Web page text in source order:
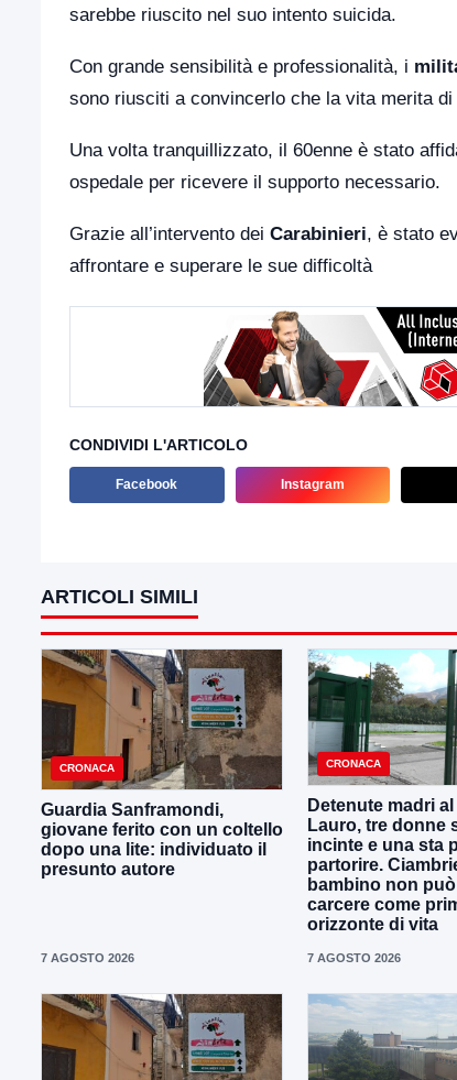
sarebbe riuscito nel suo intento suicida.
Con grande sensibilità e professionalità, i
sono riusciti a convincerlo che la vita merita
Una volta tranquillizzato, il 60enne è stato
ospedale per ricevere il supporto necessario.
Grazie all’intervento dei Carabinieri, è stato
affrontare e superare le sue difficoltà
CONDIVIDI L'ARTICOLO
Facebook Instagram
ARTICOLI SIMILI
CRONACA
Guardia Sanframondi,
giovane ferito con un coltello
dopo una lite: individuato il
presunto autore
7 AGOSTO 2026
CRONACA
Detenute madri
Lauro, tre donne
incinte e una sta
partorire.
bambino non può
carcere come
orizzonte di vita
7 AGOSTO 2026